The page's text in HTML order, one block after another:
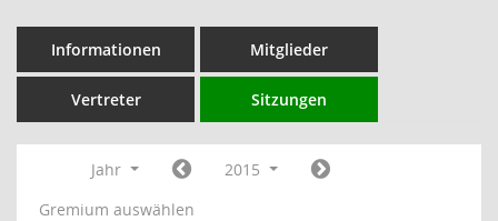
Informationen Mitglieder
Vertreter Sitzungen
Jahr
2015
Gremium auswählen